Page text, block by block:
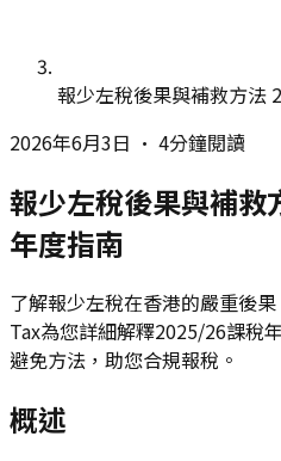
報少左稅後果與補救方法
2026年6月3日 • 4分鐘閱讀
報少左稅後果與補
年度指南
了解報少左稅在香港的嚴重後
Tax為您詳細解釋2025/26課稅
避免方法，助您合規報稅。
概述